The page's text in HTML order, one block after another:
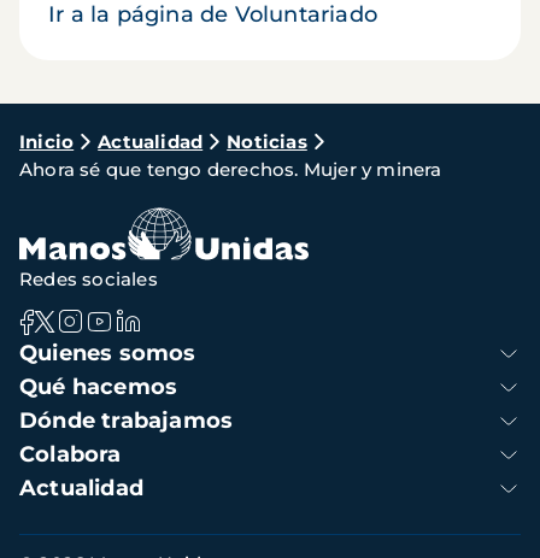
Ir a la página de Voluntariado
Ruta
de
navegación
Inicio Actualidad
Noticias
Ahora sé que tengo derechos. Mujer y minera
Navegación
principal
Quienes somos
Qué hacemos
Dónde trabajamos
Colabora
Actualidad
Redes sociales